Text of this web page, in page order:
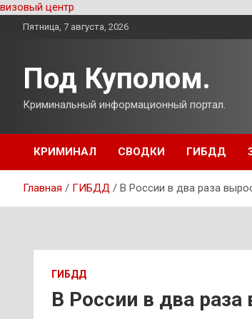
визовый центр
ПерейтиПятница, 7 августа, 2026
Под Куполом.
Криминальный информационный портал.
КРИМИНАЛ СВОДКИ ГИБДД
Главная ГИБДД В России в два раза
ГИБДД
В России в два